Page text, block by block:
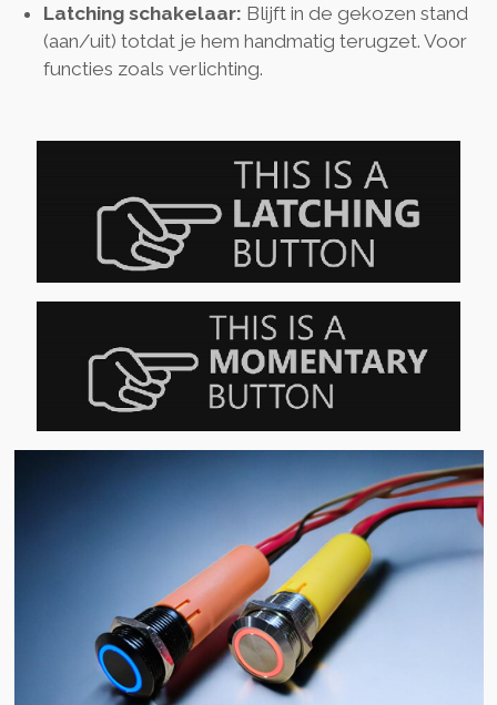
Latching schakelaar: Blijft in de gekozen stand
(aan/uit) totdat je hem handmatig terugzet. Voor
functies zoals verlichting.